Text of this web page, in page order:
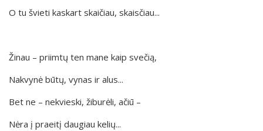
O tu švieti kaskart skaičiau, skaisčiau...
Žinau – priimtų ten mane kaip svečią,
Nakvynė būtų, vynas ir alus...
Bet ne – nekvieski, žiburėli, ačiū –
Nėra į praeitį daugiau kelių...